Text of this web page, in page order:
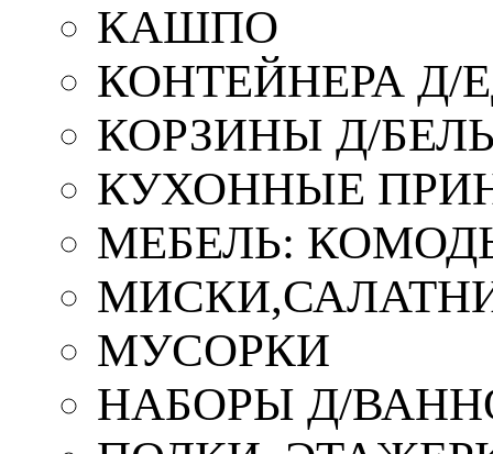
КАШПО
КОНТЕЙНЕРА Д/
КОРЗИНЫ Д/
КУХОННЫЕ
МЕБЕЛЬ:
МУСОРКИ
НАБОРЫ Д/